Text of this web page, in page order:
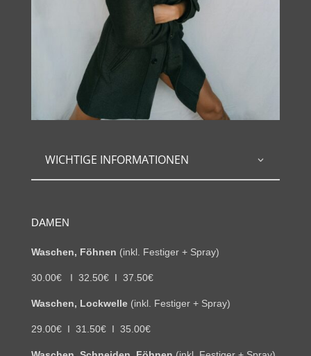
WICHTIGE INFORMATIONEN
DAMEN
Waschen, Föhnen (inkl. Festiger + Spray)
30.00€ I 32.50€ I 37.50€
Waschen, Lockwelle(inkl. Festiger + Spray)
29.00€ I 31.50€ I 35.00€